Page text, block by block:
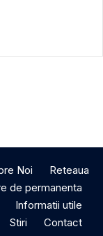
Noi
Reteaua
de permanenta
Informatii utile
Stiri
Contact